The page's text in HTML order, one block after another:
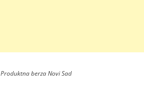
Produktna berza Novi Sad